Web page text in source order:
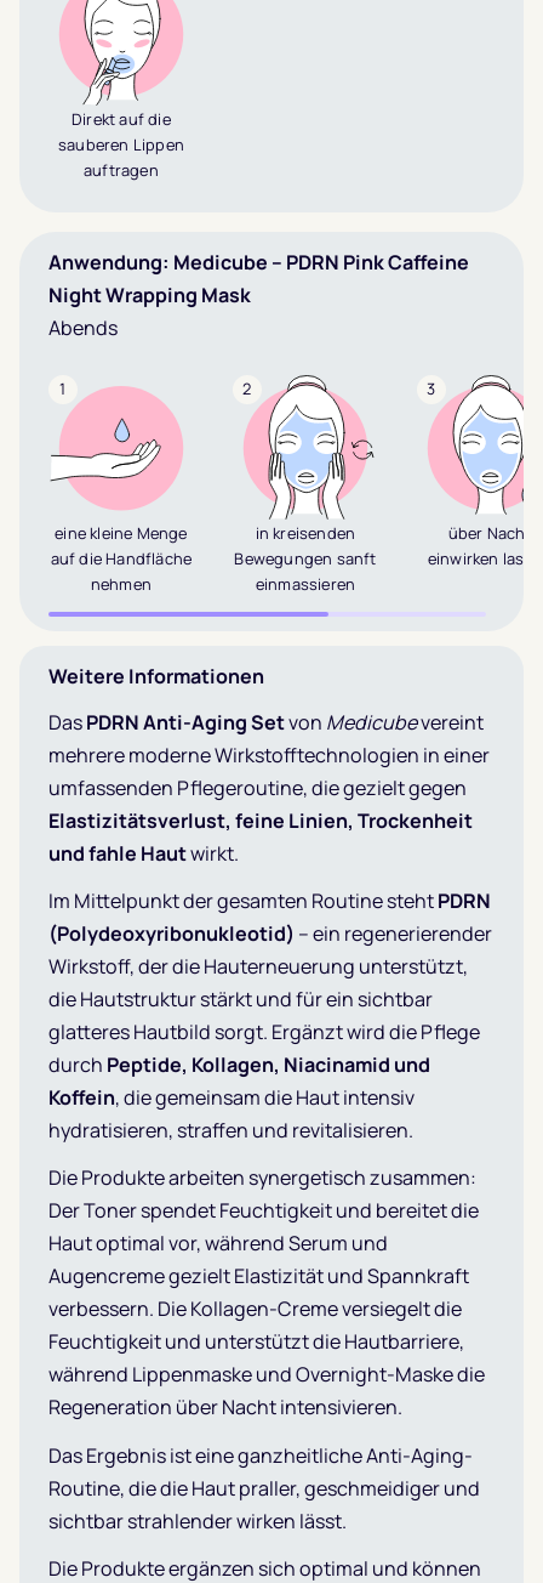
Direkt auf die
sauberen Lippen
auftragen
Anwendung: Medicube – PDRN Pink Caffeine
Night Wrapping Mask
Abends
1
eine kleine Menge
auf die Handfläche
nehmen
2
in kreisenden
Bewegungen sanft
einmassieren
3
über Nacht
einwirken
Weitere Informationen
DasPDRN Anti-Aging Setvon Medicubevereint
mehrere moderne Wirkstofftechnologien in einer
umfassenden Pflegeroutine, die gezielt gegen
Elastizitätsverlust, feine Linien, Trockenheit
und fahle Hautwirkt.
Im Mittelpunkt der gesamten Routine stehtPDRN
(Polydeoxyribonukleotid) – ein regenerierender
Wirkstoff, der die Hauterneuerung unterstützt,
die Hautstruktur stärkt und für ein sichtbar
glatteres Hautbild sorgt. Ergänzt wird die Pflege
durch Peptide, Kollagen, Niacinamid und
Koffein, die gemeinsam die Haut intensiv
hydratisieren, straffen und revitalisieren.
Die Produkte arbeiten synergetisch zusammen:
Der Toner spendet Feuchtigkeit und bereitet die
Haut optimal vor, während Serum und
Augencreme gezielt Elastizität und Spannkraft
verbessern. Die Kollagen-Creme versiegelt die
Feuchtigkeit und unterstützt die Hautbarriere,
während Lippenmaske und Overnight-Maske die
Regeneration über Nacht intensivieren.
Das Ergebnis ist eine ganzheitliche Anti-Aging-
Routine, die die Haut praller, geschmeidiger und
sichtbar strahlender wirken lässt.
Die Produkte ergänzen sich optimal und können